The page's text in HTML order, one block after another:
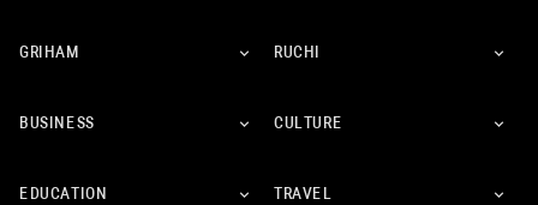
GRIHAM RUCHI
BUSINESS CULTURE
EDUCATION TRAVEL